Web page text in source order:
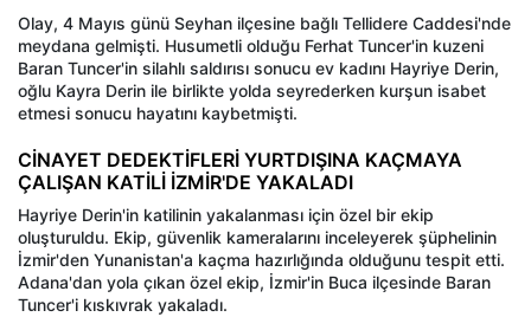
Olay, 4 Mayıs günü Seyhan ilçesine bağlı Tellidere Caddesi'nde
meydana gelmişti. Husumetli olduğu Ferhat Tuncer'in kuzeni
Baran Tuncer'in silahlı saldırısı sonucu ev kadını Hayriye Derin,
oğlu Kayra Derin ile birlikte yolda seyrederken kurşun isabet
etmesi sonucu hayatını kaybetmişti.
CİNAYET DEDEKTİFLERİ YURTDIŞINA KAÇMAYA
ÇALIŞAN KATİLİ İZMİR'DE YAKALADI
Hayriye Derin'in katilinin yakalanması için özel bir ekip
oluşturuldu. Ekip, güvenlik kameralarını inceleyerek şüphelinin
İzmir'den Yunanistan'a kaçma hazırlığında olduğunu tespit etti.
Adana'dan yola çıkan özel ekip, İzmir'in Buca ilçesinde Baran
Tuncer'i kıskıvrak yakaladı.